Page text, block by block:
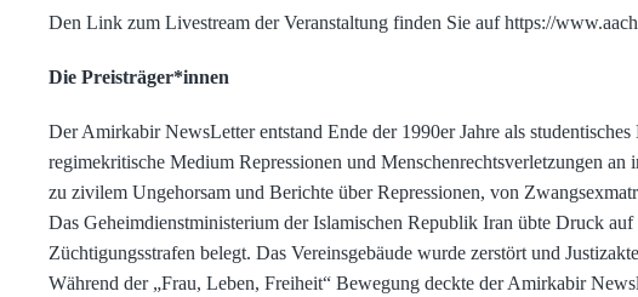
Den Link zum Livestream der Veranstaltung finden Sie auf https://
Die Preisträger*innen
Der Amirkabir NewsLetter entstand Ende der 1990er Jahre als
regimekritische Medium Repressionen und Menschenrechtsverletzungen
zu zivilem Ungehorsam und Berichte über Repressionen, von
Das Geheimdienstministerium der Islamischen Republik Iran übte Druck
Züchtigungsstrafen belegt. Das Vereinsgebäude wurde zerstört und
Während der „Frau, Leben, Freiheit“ Bewegung deckte der Amirkabir